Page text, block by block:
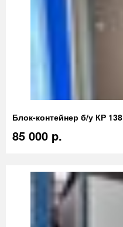
Блок-контейнер б/у КР 138
85 000 p.